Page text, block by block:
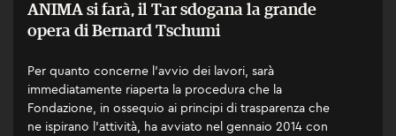
ANIMA si farà, il Tar sdogana la grande
opera di Bernard Tschumi
Per quanto concerne l’avvio dei lavori, sarà
immediatamente riaperta la procedura che la
Fondazione, in ossequio ai principi di trasparenza che
ne ispirano l’attività, ha avviato nel gennaio 2014 con